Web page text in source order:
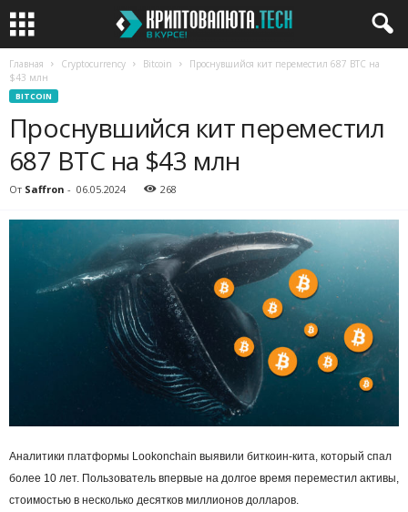
Главная Cryptocurrency Bitcoin
Проснувшийся кит переместил 687 BTC на
$43 млн
BITCOIN
Проснувшийся кит переместил
687 BTC на $43 млн
От Saffron - 06.05.2024 268
Аналитики платформы Lookonchain выявили биткоин-кита, который спал
более 10 лет. Пользователь впервые на долгое время переместил активы,
стоимостью в несколько десятков миллионов долларов.